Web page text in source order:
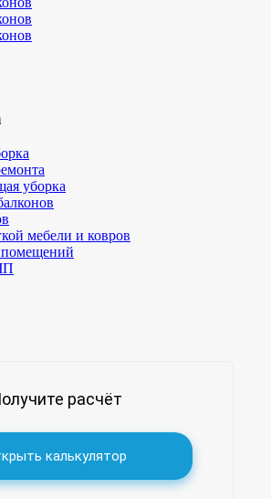
уборка
мебели и ковров
расчёт
калькулятор